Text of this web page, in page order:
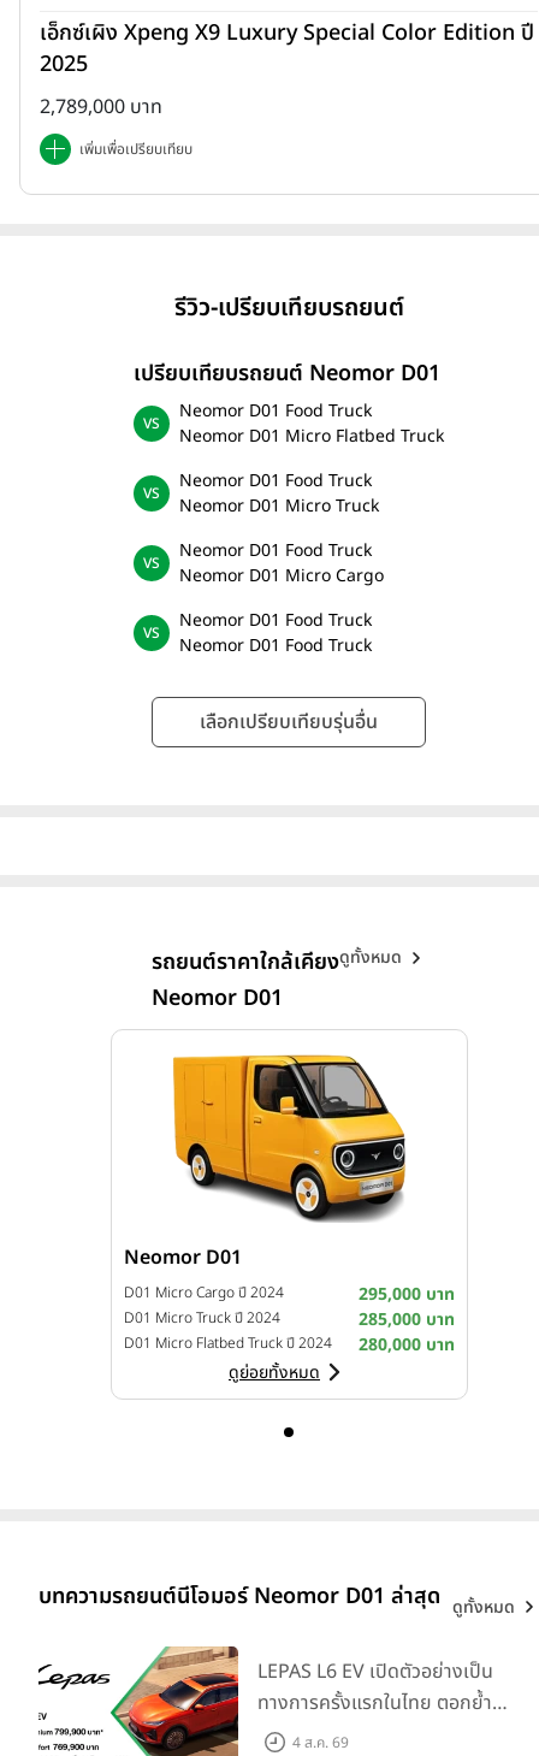
เอ็กซ์เผิง Xpeng X9 Luxury Special Color Edition ปี
2025
2,789,000 บาท
เพิ่มเพื่อเปรียบเทียบ
รีวิว-เปรียบเทียบรถยนต์
เปรียบเทียบรถยนต์ Neomor D01
Neomor D01 Food Truck
Neomor D01 Micro Flatbed Truck
Neomor D01 Food Truck
Neomor D01 Micro Truck
Neomor D01 Food Truck
Neomor D01 Micro Cargo
Neomor D01 Food Truck
Neomor D01 Food Truck
เลือกเปรียบเทียบรุ่นอื่น
รถยนต์ราคาใกล้เคียง
Neomor D01
ดูทั้งหมด
Neomor D01
D01 Micro Cargo ปี 2024 295,000 บาท
D01 Micro Truck ปี 2024 285,000 บาท
D01 Micro Flatbed Truck ปี 2024
280,000 บาท
ดูย่อยทั้งหมด
บทความรถยนต์นีโอมอร์ Neomor D01 ล่าสุด ดูทั้งหมด
LEPAS L6 EV เปิดตัวอย่างเป็น
ทางการครั้งแรกในไทย ตอกย้ำ
วิสัยทัศน์ “Drive Your
4 ส.ค. 69